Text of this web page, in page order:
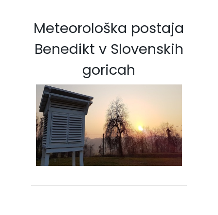
Meteorološka postaja
Benedikt v Slovenskih
goricah